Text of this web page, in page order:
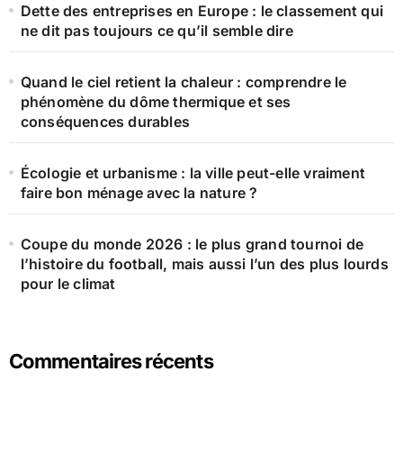
Dette des entreprises en Europe : le classement qui
ne dit pas toujours ce qu’il semble dire
Quand le ciel retient la chaleur : comprendre le
phénomène du dôme thermique et ses
conséquences durables
Écologie et urbanisme : la ville peut-elle vraiment
faire bon ménage avec la nature ?
Coupe du monde 2026 : le plus grand tournoi de
l’histoire du football, mais aussi l’un des plus lourds
pour le climat
Commentaires récents